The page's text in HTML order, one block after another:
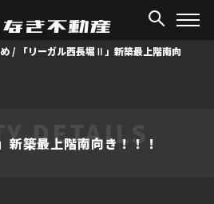
/
「リーガル西長堀Ⅱ」新築最上階南向
DETAILS
新築最上階南向き！！！